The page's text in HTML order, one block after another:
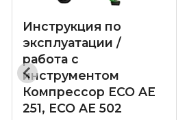
Инструкция по
эксплуатации /
работа с
инструментом
Компрессор ECO AE
251, ECO AE 502